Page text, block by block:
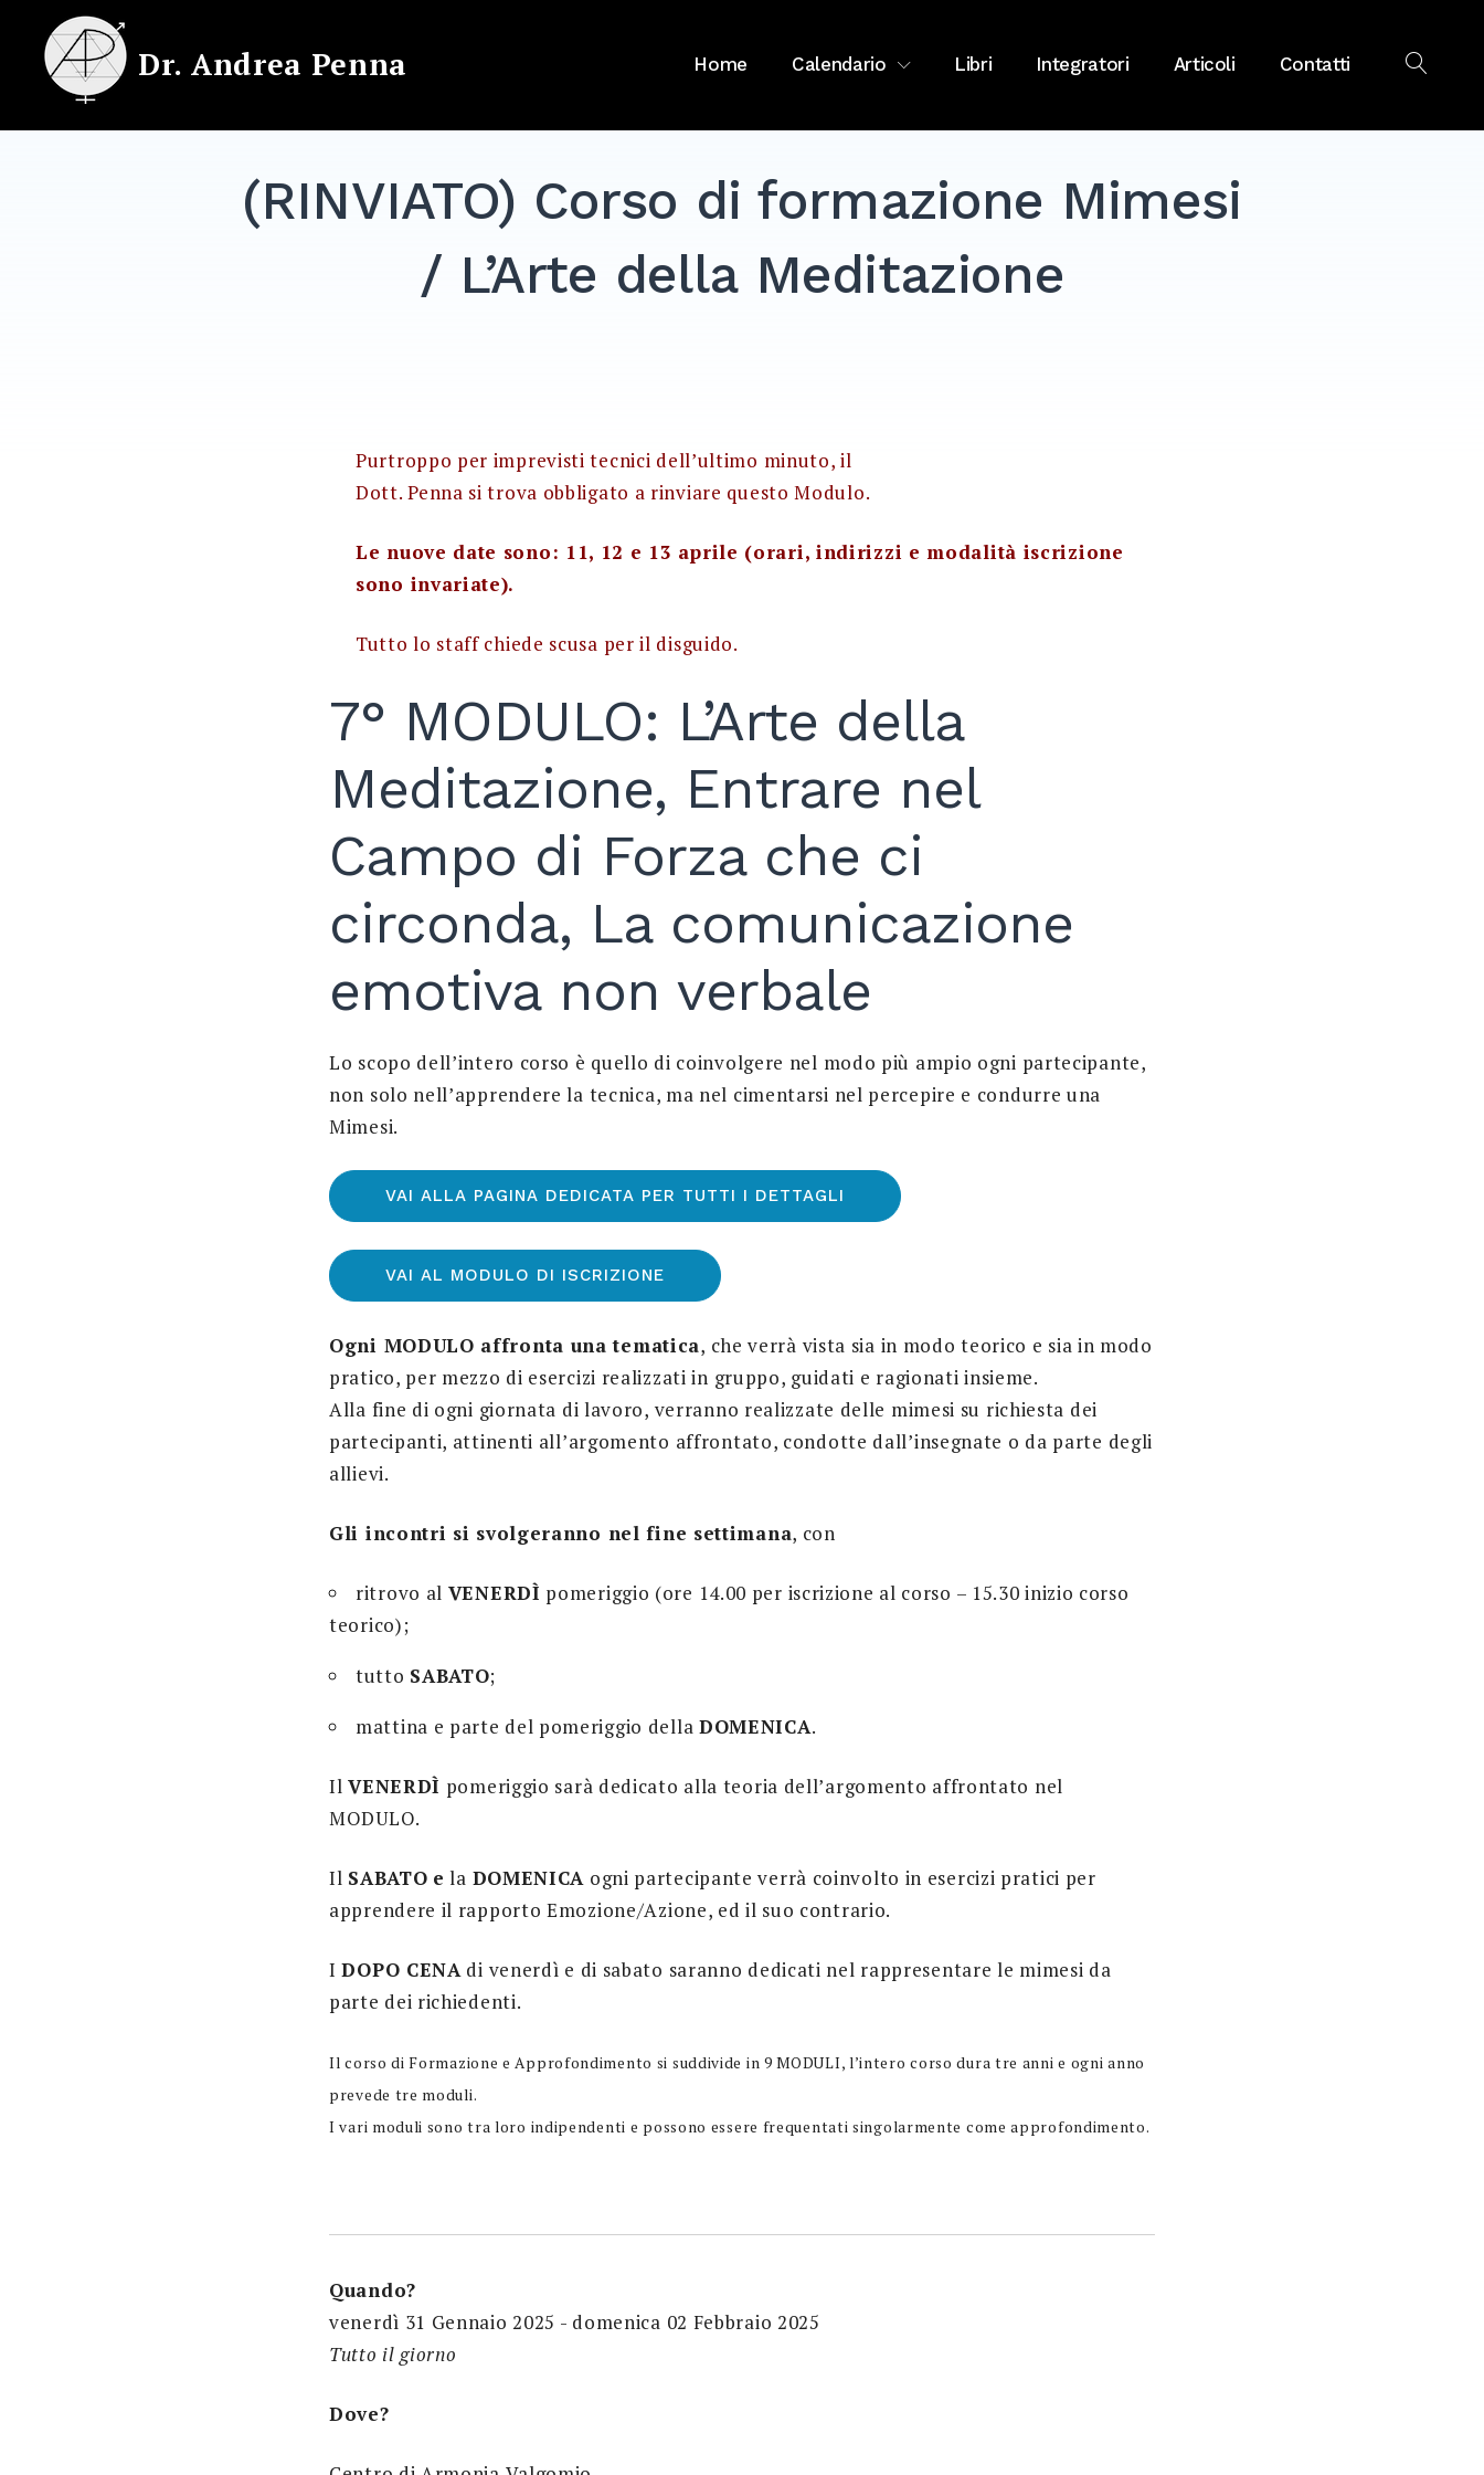
content
Dr. Andrea Penna Home Calendario Libri Integratori Articoli Contatti
(RINVIATO) Corso di formazione Mimesi
/ L’Arte della Meditazione
Purtroppo per imprevisti tecnici dell’ultimo minuto, il
Dott. Penna si trova obbligato a rinviare questo Modulo.
Le nuove date sono: 11, 12 e 13 aprile (orari, indirizzi e modalità iscrizione
sono invariate).
Tutto lo staff chiede scusa per il disguido.
7° MODULO: L’Arte della
Meditazione, Entrare nel
Campo di Forza che ci
circonda, La comunicazione
emotiva non verbale
Lo scopo dell’intero corso è quello di coinvolgere nel modo più ampio ogni partecipante,
non solo nell’apprendere la tecnica, ma nel cimentarsi nel percepire e condurre una
Mimesi.
VAI ALLA PAGINA DEDICATA PER TUTTI I DETTAGLI
VAI AL MODULO DI ISCRIZIONE
Ogni MODULO affronta una tematica, che verrà vista sia in modo teorico e sia in modo
pratico, per mezzo di esercizi realizzati in gruppo, guidati e ragionati insieme.
Alla fine di ogni giornata di lavoro, verranno realizzate delle mimesi su richiesta dei
partecipanti, attinenti all’argomento affrontato, condotte dall’insegnate o da parte degli
allievi.
Gli incontri si svolgeranno nel fine settimana, con
ritrovo al VENERDÌ pomeriggio (ore 14.00 per iscrizione al corso – 15.30 inizio corso
teorico);
tutto SABATO;
mattina e parte del pomeriggio della DOMENICA.
IlVENERDÌ pomeriggio sarà dedicato alla teoria dell’argomento affrontato nel
MODULO.
Il SABATO e la DOMENICA ogni partecipante verrà coinvolto in esercizi pratici per
apprendere il rapporto Emozione/Azione, ed il suo contrario.
IDOPO CENAdi venerdì e di sabato saranno dedicati nel rappresentare le mimesi da
parte dei richiedenti.
Il corso di Formazione e Approfondimento si suddivide in 9 MODULI, l’intero corso dura tre anni e ogni anno
prevede tre moduli.
I vari moduli sono tra loro indipendenti e possono essere frequentati singolarmente come approfondimento.
Quando?
venerdì 31 Gennaio 2025 - domenica 02 Febbraio 2025
Tutto il giorno
Dove?